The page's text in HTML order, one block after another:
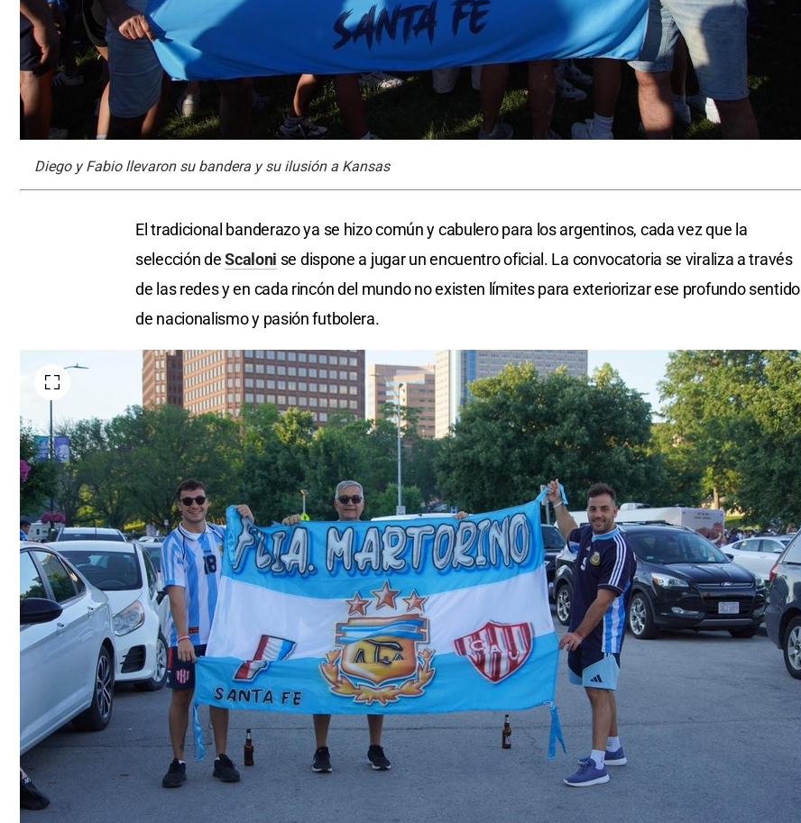
Diego y Fabio llevaron su bandera y su ilusión a Kansas
El tradicional banderazo ya se hizo común y cabulero para los argentinos, cada vez que la
selección deScaloni se dispone a jugar un encuentro oficial. La convocatoria se viraliza a través
de las redes y en cada rincón del mundo no existen límites para exteriorizar ese profundo sentido
de nacionalismo y pasión futbolera.